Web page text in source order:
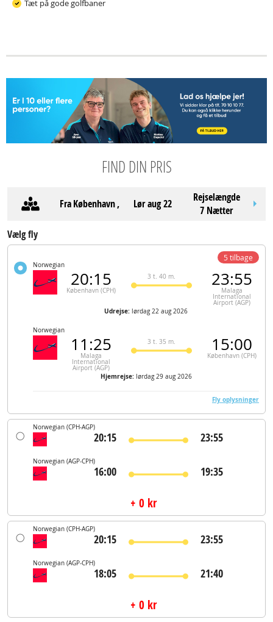
Tæt på gode golfbaner
FIND DIN PRIS
FraKøbenhavn, lør aug 22
Rejselængde
7 Nætter
Vælg fly
Norwegian
20:15
København (CPH)
3 t. 40 m. 23:55
Malaga
International
Airport (AGP)
Udrejse: lørdag 22 aug 2026
Norwegian
11:25
Malaga
International
Airport (AGP)
3 t. 35 m. 15:00
København (CPH)
Hjemrejse: lørdag 29 aug 2026
5 tilbage
Fly oplysninger
Norwegian (CPH-AGP)
20:15 23:55
Norwegian (AGP-CPH)
16:00 19:35
+ 0 kr
Norwegian (CPH-AGP)
20:15 23:55
Norwegian (AGP-CPH)
18:05 21:40
+ 0 kr